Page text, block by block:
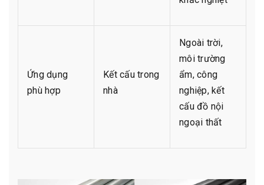
Ứng dụng
phù hợp
Kết cấu trong
nhà
Ngoài trời,
môi trường
ẩm, công
nghiệp, kết
cấu đồ nội
ngoại thất